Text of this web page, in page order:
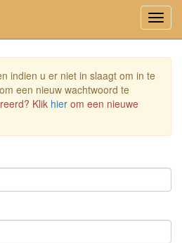
indien u er niet in slaagt om in te
om een nieuw wachtwoord te
Klik hier om een nieuwe